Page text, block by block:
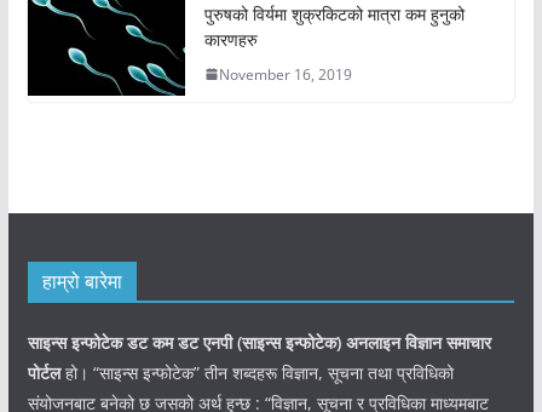
पुरुषको विर्यमा शुक्रकिटको मात्रा कम हुनुको
कारणहरु
November 16, 2019
हाम्रो बारेमा
साइन्स इन्फोटेक डट कम डट एनपी (साइन्सइन्फोटेक) अनलाइन विज्ञान समाचार
पोर्टलहो। “साइन्स इन्फोटेक” तीन शब्दहरू विज्ञान, सूचना तथा प्रविधिको
संयोजनबाट बनेको छ जसको अर्थ हुन्छ : “विज्ञान, सूचना र प्रविधिका माध्यमबाट